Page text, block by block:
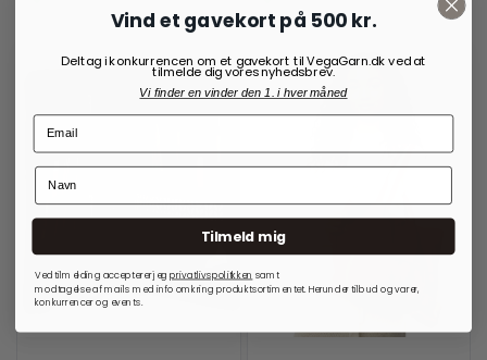
Vind et gavekort på 500 kr.
Deltag i konkurrencen om et gavekort til VegaGarn.dk ved at
tilmelde dig vores nyhedsbrev.
Vi finder en vinder den 1. i hver måned
Tilmeld mig
Ved tilmelding accepterer jegprivatlivspolitkken samt
modtagelse af mails med info omkring produktsortimentet. Herunder tilbud og varer,
konkurrencer og events.